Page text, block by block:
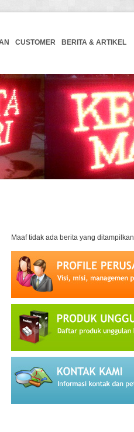
CUSTOMER BERITA & ARTIKEL
Maaf tidak ada berita yang ditampilkan